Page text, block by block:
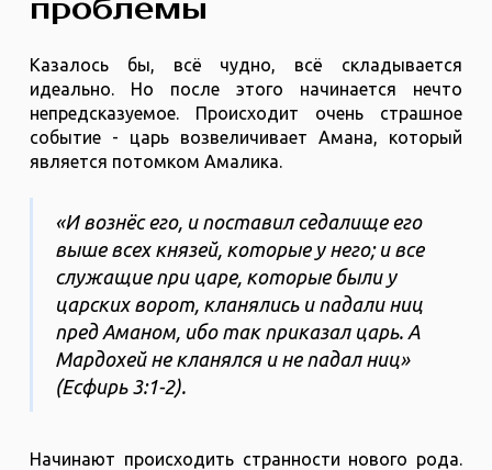
проблемы
Казалось бы, всё чудно, всё складывается
идеально. Но после этого начинается нечто
непредсказуемое. Происходит очень страшное
событие - царь возвеличивает Амана, который
является потомком Амалика.
«И вознёс его, и поставил седалище его
выше всех князей, которые у него; и все
служащие при царе, которые были у
царских ворот, кланялись и падали ниц
пред Аманом, ибо так приказал царь. А
Мардохей не кланялся и не падал ниц»
(Есфирь 3:1-2).
Начинают происходить странности нового рода.